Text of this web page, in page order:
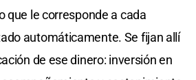
que le corresponde a cada
automáticamente. Se fijan allí
de ese dinero: inversión en